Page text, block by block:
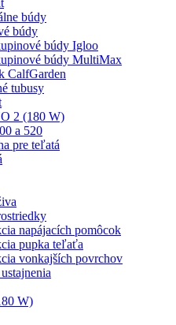
búdy
búdy
búdy Igloo
búdy MultiMax
CalfGarden
tubusy
2 (180 W)
a 520
pre teľatá
napájacích pomôcok
pupka teľaťa
vonkajších povrchov
W)